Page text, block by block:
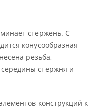
стержень. С
конусообразная
резьба,
стержня и
конструкций к